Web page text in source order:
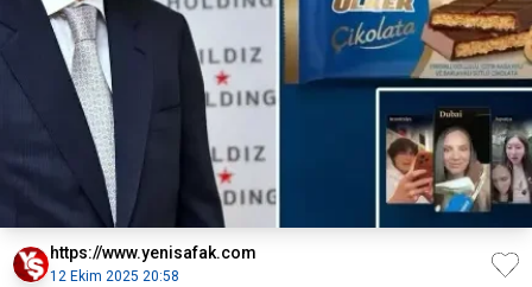
https://www.yenisafak.com
12 Ekim 2025 20:58